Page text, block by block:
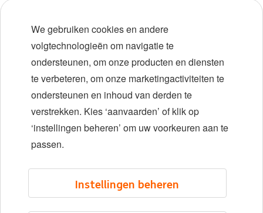
Diversiteit en inclusie
Locaties
Evenementen
©2026 ING
We gebruiken cookies en andere
volgtechnologieën om navigatie te
ondersteunen, om onze producten en diensten
te verbeteren, om onze marketingactiviteiten te
ondersteunen en inhoud van derden te
verstrekken. Kies ‘aanvaarden’ of klik op
‘instellingen beheren’ om uw voorkeuren aan te
passen.
Instellingen beheren